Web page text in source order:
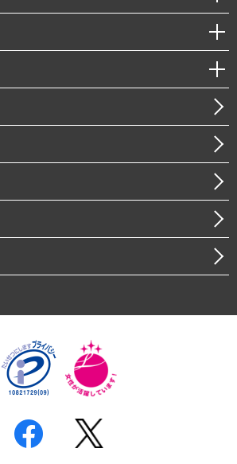
・コンプライアンス）・防災（政策）
ポーツ・スマートシティ
料システム
連）
針